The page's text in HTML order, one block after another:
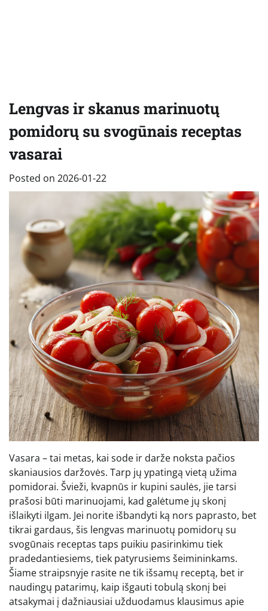
Lengvas ir skanus marinuotų
pomidorų su svogūnais receptas
vasarai
Posted on 2026-01-22
Vasara – tai metas, kai sode ir darže noksta pačios
skaniausios daržovės. Tarp jų ypatingą vietą užima
pomidorai. Švieži, kvapnūs ir kupini saulės, jie tarsi
prašosi būti marinuojami, kad galėtume jų skonį
išlaikyti ilgam. Jei norite išbandyti ką nors paprasto, bet
tikrai gardaus, šis lengvas marinuotų pomidorų su
svogūnais receptas taps puikiu pasirinkimu tiek
pradedantiesiems, tiek patyrusiems šeimininkams.
Šiame straipsnyje rasite ne tik išsamų receptą, bet ir
naudingų patarimų, kaip išgauti tobulą skonį bei
atsakymai į dažniausiai užduodamus klausimus apie